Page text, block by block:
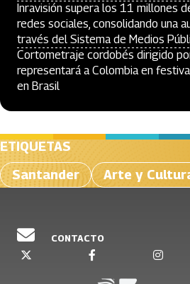
Inravisión supera los 11 millones
redes sociales, consolidando una
través del Sistema de Medios
Cortometraje cordobés dirigido
representará a Colombia en
en Brasil
ETIQUETAS
Santander
Arte y
CONTACTO